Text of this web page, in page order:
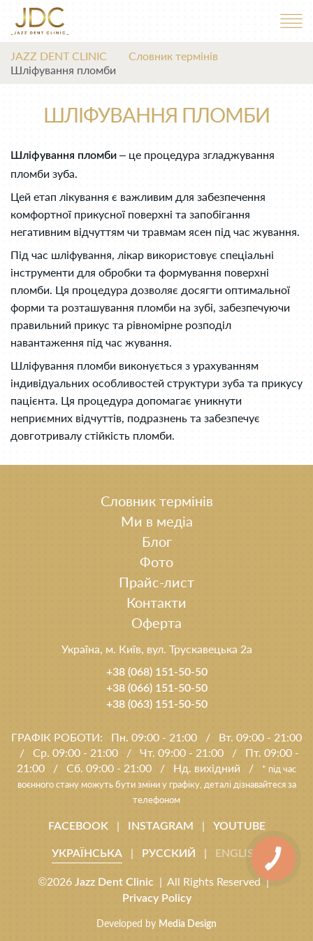
JAZZ DENT CLINIC
Словник термінів
Шліфування пломби
ШЛІФУВАННЯ ПЛОМБИ
Шліфування пломби – це процедура згладжування
пломби зуба.
Цей етап лікування є важливим для забезпечення
комфортної прикусної поверхні та запобігання
негативним відчуттям чи травмам ясен під час жування.
Під час шліфування, лікар використовує спеціальні
інструменти для обробки та формування поверхні
пломби. Ця процедура дозволяє досягти оптимальної
форми та розташування пломби на зубі, забезпечуючи
правильний прикус та рівномірне розподіл
навантаження під час жування.
Шліфування пломби виконується з урахуванням
індивідуальних особливостей структури зуба та прикусу
пацієнта. Ця процедура допомагає уникнути
неприємних відчуттів, подразнень та забезпечує
довготривалу стійкість пломби.
Словник термінів
Ми в медіа
Блог
Фото
Прайс-лист
Контакти
Оферта
Україна, м. Київ, вул. Трускавецька 2а
+38 (068) 151-50-50
+38 (066) 151-50-50
+38 (063) 151-50-50
ГРАФІК РОБОТИ: Пн. 09:00 - 21:00 /
Вт. 09:00 - 21:00
/
Ср. 09:00 - 21:00 / Чт. 09:00 - 21:00 /
Пт. 09:00 -
21:00
/ Сб. 09:00 - 21:00 / Нд. вихідний /
* під час
воєнного стану можуть бути зміни у графіку, деталі дізнавайтеся за
телефоном
FACEBOOK | INSTAGRAM | YOUTUBE
©2026 Jazz Dent Clinic | All Rights Reserved |
Privacy Policy
Developed by Media Design
УКРАЇНСЬКА| РУССКИЙ | ENGLISH